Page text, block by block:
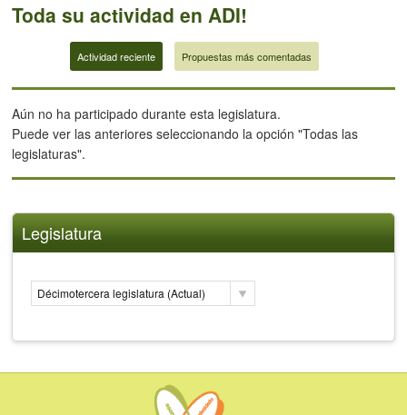
Toda su actividad en ADI!
Actividad reciente Propuestas más comentadas
Aún no ha participado durante esta legislatura.
Puede ver las anteriores seleccionando la opción "Todas las
legislaturas".
Legislatura
Décimotercera legislatura (Actual)